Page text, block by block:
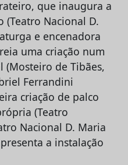
que inaugura a
(Teatro Nacional D.
e encenadora
uma criação num
(Mosteiro de Tibães,
Ferrandini
criação de palco
(Teatro
Nacional D. Maria
a instalação